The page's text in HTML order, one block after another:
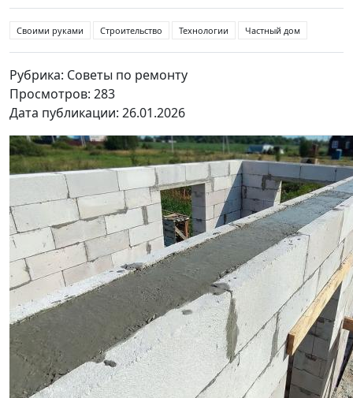
Своими руками Строительство Технологии Частный дом
Рубрика: Советы по ремонту
Просмотров: 283
Дата публикации: 26.01.2026